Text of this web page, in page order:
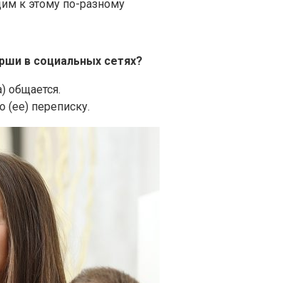
к этому по-разному
в социальных сетях?
общается.
(ее) переписку.